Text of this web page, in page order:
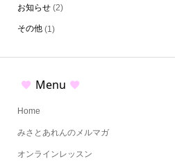
お知らせ(2)
その他(1)
Menu
Home
みさとあれんのメルマガ
オンラインレッスン